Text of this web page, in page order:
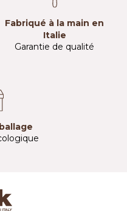
Fabriqué à la main en
Italie
Garantie de qualité